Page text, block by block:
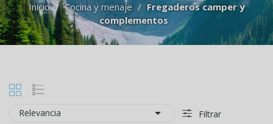
Inicio Cocina y menaje
Fregaderos camper y
complementos
Relevancia  Filtrar